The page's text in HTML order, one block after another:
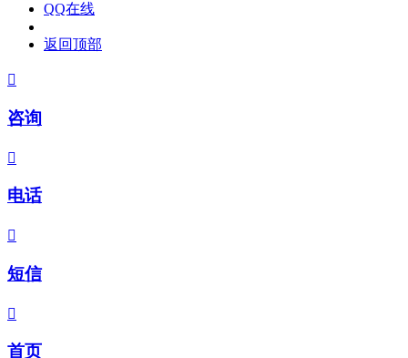
QQ在线
返回顶部

咨询

电话

短信

首页